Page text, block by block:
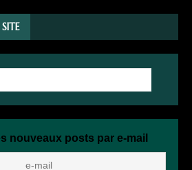
nouveaux posts par e-mail